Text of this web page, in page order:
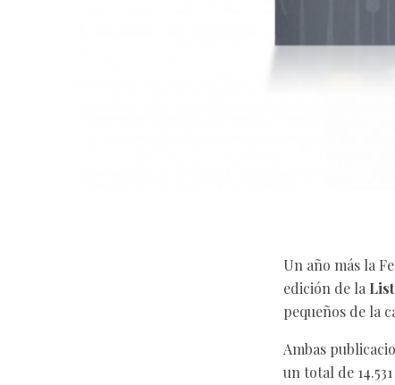
Un año más la
edición de la
pequeños de la
Ambas
un total de